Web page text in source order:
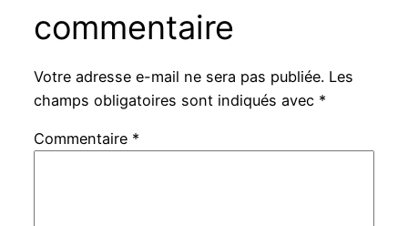
commentaire
Votre adresse e-mail ne sera pas publiée. Les
champs obligatoires sont indiqués avec *
Commentaire *